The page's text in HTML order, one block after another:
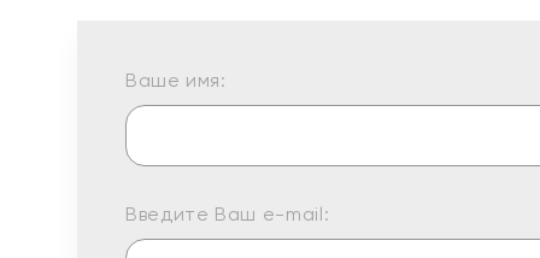
Ваше имя:
Введите Ваш e-mail: